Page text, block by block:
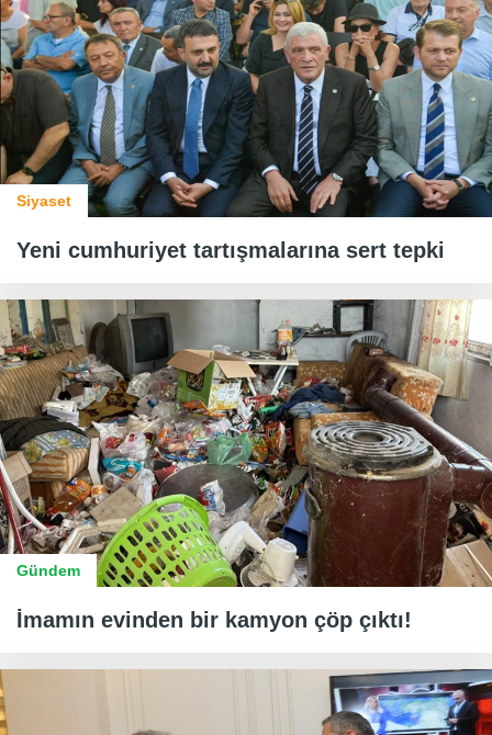
Siyaset
Yeni cumhuriyet tartışmalarına sert tepki
Gündem
İmamın evinden bir kamyon çöp çıktı!